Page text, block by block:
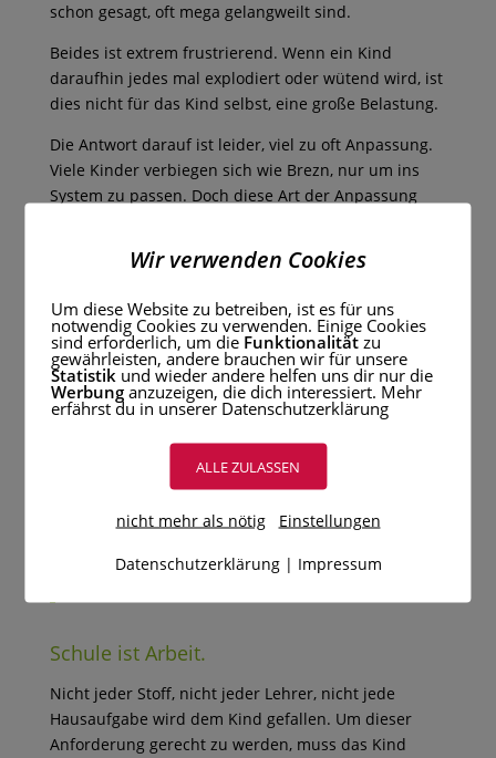
schon gesagt, oft mega gelangweilt sind.
Beides ist extrem frustrierend. Wenn ein Kind
daraufhin jedes mal explodiert oder wütend wird, ist
dies nicht für das Kind selbst, eine große Belastung.
Die Antwort darauf ist leider, viel zu oft Anpassung.
Viele Kinder verbiegen sich wie Brezn, nur um ins
System zu passen. Doch diese Art der Anpassung
Dinge die wir nicht ändern können, sollten uns
verändern! Es geht also um emotionale Annahme,
statt um Anpassung und damit um einen tiefen
inneren Wachstumsprozess.
Mit anderen Worten: Kinder brauchen weiche
Herzen, damit sie aus Fehlern lernen können.
emotional mäßigen und seine aufbrausenden
Schule ist Arbeit.
Nicht jeder Stoff, nicht jeder Lehrer, nicht jede
Hausaufgabe wird dem Kind gefallen. Um dieser
Anforderung gerecht zu werden, muss das Kind
Wir verwenden Cookies
Um diese Website zu betreiben, ist es für uns
notwendig Cookies zu verwenden. Einige Cookies
sind erforderlich, um die Funktionalität zu
gewährleisten, andere brauchen wir für unsere
Statistik und wieder andere helfen uns dir nur die
Werbung anzuzeigen, die dich interessiert. Mehr
erfährst du in unserer Datenschutzerklärung
ALLE ZULASSEN
nicht mehr als nötig Einstellungen
Datenschutzerklärung| Impressum